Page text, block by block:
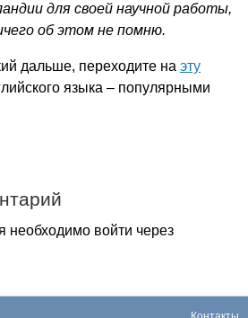
для своей научной работы,
об этом не помню.
дальше, переходите на эту
языка – популярными
необходимо войти через